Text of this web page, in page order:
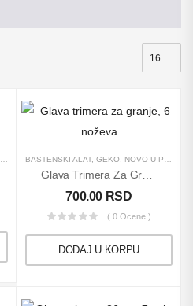
PROIZVODI,REZERVNI DELOVI,TRIMERI
BAŠTENSKI ALAT, GEKO NOVO U PONUDI
700.00 RSD
( 0 Ocene )
DODAJ U KORPU